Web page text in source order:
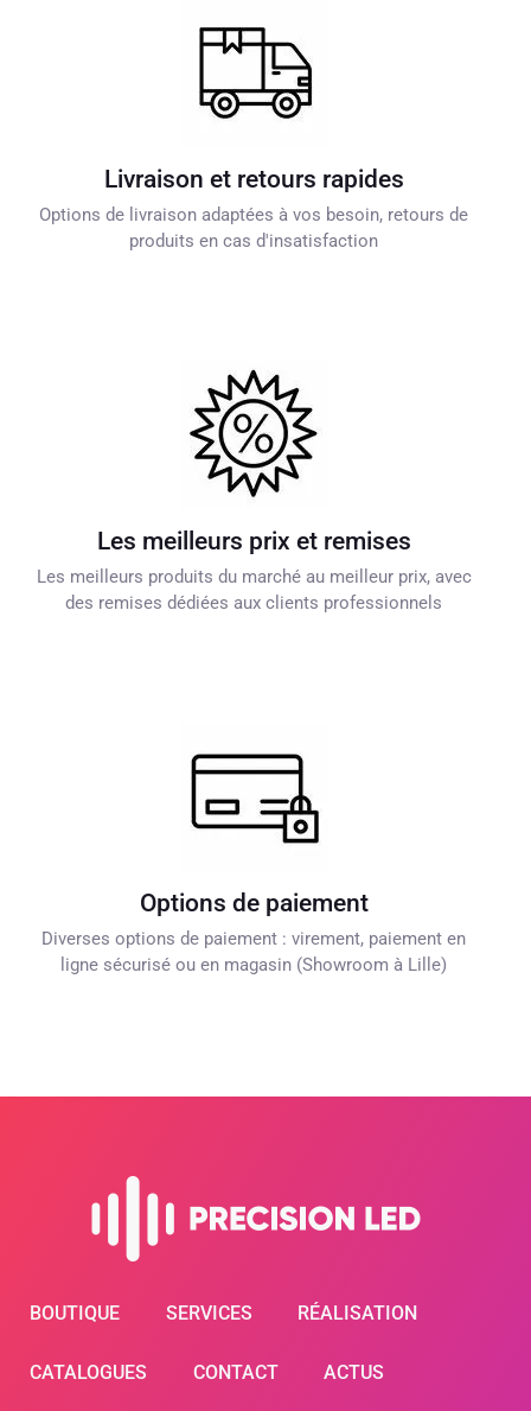
Livraison et retours rapides
Options de livraison adaptées à vos besoin, retours de
produits en cas d'insatisfaction
Les meilleurs prix et remises
Les meilleurs produits du marché au meilleur prix, avec
des remises dédiées aux clients professionnels
Options de paiement
Diverses options de paiement : virement, paiement en
ligne sécurisé ou en magasin (Showroom à Lille)
BOUTIQUE SERVICES RÉALISATION
CATALOGUES CONTACT ACTUS